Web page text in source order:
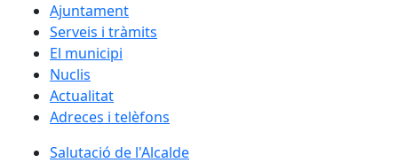
Ajuntament
Serveis i tràmits
El municipi
Nuclis
Actualitat
Adreces i telèfons
Salutació de l'Alcalde